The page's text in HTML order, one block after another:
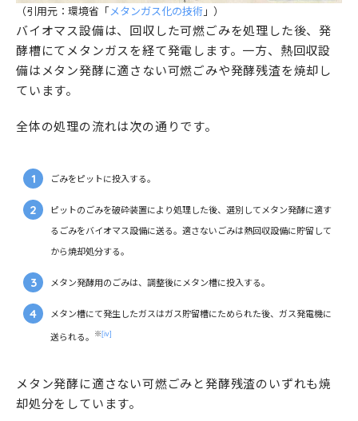
（引用元：環境省「 メタンガス化の技術 」）
バイオマス設備は、回収した可燃ごみを処理した後、発
酵槽にてメタンガスを経て発電します。一方、熱回収設
備はメタン発酵に適さない可燃ごみや発酵残渣を焼却し
ています。
全体の処理の流れは次の通りです。
ごみをピットに投入する。
ピットのごみを破砕装置により処理した後、選別してメタン発酵に適す
るごみをバイオマス設備に送る。適さないごみは熱回収設備に貯留して
から焼却処分する。
メタン発酵用のごみは、調整後にメタン槽に投入する。
メタン槽にて発生したガスはガス貯留槽にためられた後、ガス発電機に
送られる。 ※ [iv]
メタン発酵に適さない可燃ごみと発酵残渣のいずれも焼
却処分をしています。